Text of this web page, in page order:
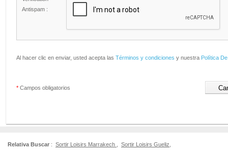
Antispam :
Al hacer clic en enviar, usted acepta las Términos y condiciones y nuestra Política
* Campos obligatorios
Relativa Buscar : Sortir Loisirs Marrakech Sortir Loisirs Gueliz